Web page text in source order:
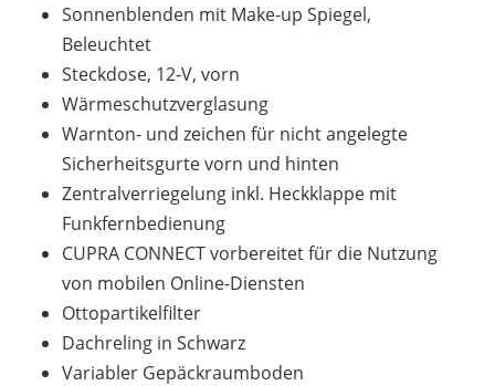
Sonnenblenden mit Make-up Spiegel,
Beleuchtet
Steckdose, 12-V, vorn
Wärmeschutzverglasung
Warnton- und zeichen für nicht angelegte
Sicherheitsgurte vorn und hinten
Zentralverriegelung inkl. Heckklappe mit
Funkfernbedienung
CUPRA CONNECT vorbereitet für die Nutzung
von mobilen Online-Diensten
Ottopartikelfilter
Dachreling in Schwarz
Variabler Gepäckraumboden